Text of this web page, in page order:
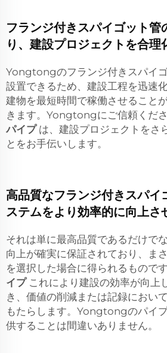
フランジ付きスパイゴット管
り、建設プロジェクトを合理
Yongtongのフランジ付きスパイ
設置できるため、建設工程を迅速
建物を最短時間で稼働させること
きます。Yongtongにご信頼くださ
パイプ は、建設プロジェクトをさ
とをお手伝いします。
高品質なフランジ付きスパイ
ステムをより効率的に向上さ
それは単に最高品質であるだけで
向上が確実に保証されており、ま
を選択した場合に得られるものです
イプ これにより建設の効率が向上
き、価値の削減または記録におい
もたらします。Yongtongのパイ
供することは間違いありません。